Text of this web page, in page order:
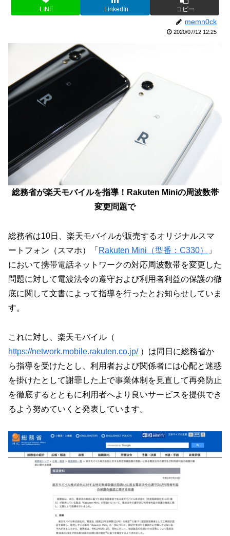
LINE LinkedIn コピー
memn0ck
2020/07/12 12:25
総務省が楽天モバイルを指導！Rakuten Miniの周波数帯
変更問題で
総務省は10日、楽天モバイルが販売するオリジナルスマ
ートフォン（スマホ）「 Rakuten Mini（型番：C330）
」
において携帯電話ネットワークの対応周波数帯を変更した
問題に対して電波法令の遵守および利用者利益の保護の徹
底に関して文書によって指導を行ったとお知らせしていま
す。
これに対し、楽天モバイル（
https://network.mobile.rakuten.co.jp/）は同日に総務省か
ら指導を受けたとし、利用者および関係者には心配と迷惑
を掛けたとして謝罪した上で事業体制を見直して再発防止
を徹底するとともに利用者へより良いサービスを提供でき
るよう努めていくと発表しています。